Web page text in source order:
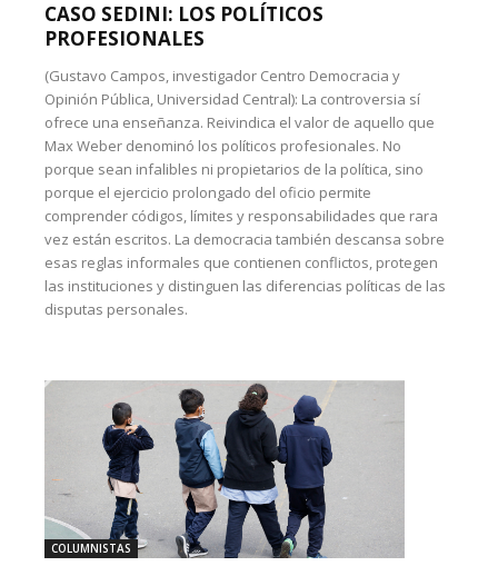
CASO SEDINI: LOS POLÍTICOS
PROFESIONALES
(Gustavo Campos, investigador Centro Democracia y
Opinión Pública, Universidad Central): La controversia sí
ofrece una enseñanza. Reivindica el valor de aquello que
Max Weber denominó los políticos profesionales. No
porque sean infalibles ni propietarios de la política, sino
porque el ejercicio prolongado del oficio permite
comprender códigos, límites y responsabilidades que rara
vez están escritos. La democracia también descansa sobre
esas reglas informales que contienen conflictos, protegen
las instituciones y distinguen las diferencias políticas de las
disputas personales.
COLUMNISTAS